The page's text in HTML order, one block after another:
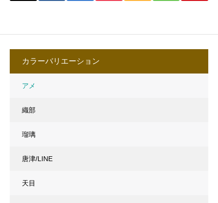
カラーバリエーション
アメ
織部
瑠璃
唐津/LINE
天目